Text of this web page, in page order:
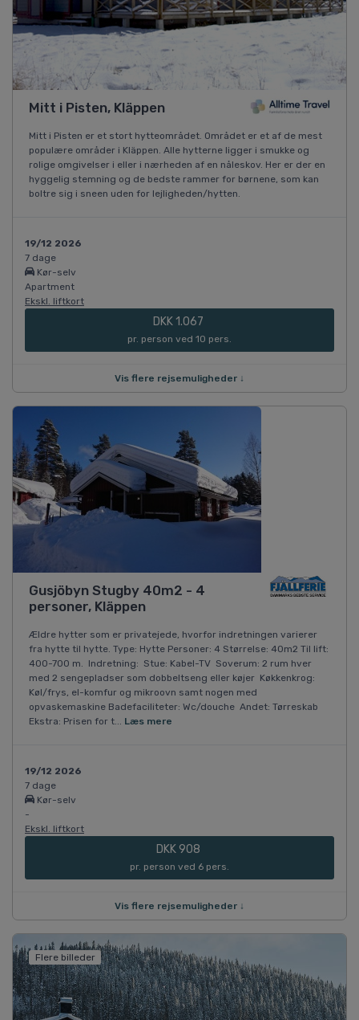
Mitt i Pisten, Kläppen
Mitt i Pisten er et stort hytteområdet. Området er et af de mest
populære områder i Kläppen. Alle hytterne ligger i smukke og
rolige omgivelser i eller i nærheden af en nåleskov. Her er der en
hyggelig stemning og de bedste rammer for børnene, som kan
boltre sig i sneen uden for lejligheden/hytten.
19/12 2026
7 dage
Kør-selv
Apartment
Ekskl. liftkort
DKK 1.067
pr. person ved 10 pers.
Vis flere rejsemuligheder ↓
Gusjöbyn Stugby 40m2 - 4
personer, Kläppen
Ældre hytter som er privatejede, hvorfor indretningen varierer
fra hytte til hytte. Type: Hytte Personer: 4 Størrelse: 40m2 Til lift:
400-700 m. Indretning: Stue: Kabel-TV Soverum: 2 rum hver
med 2 sengepladser som dobbeltseng eller køjer Køkkenkrog:
Køl/frys, el-komfur og mikroovn samt nogen med
opvaskemaskine Badefaciliteter: Wc/douche Andet: Tørreskab
Ekstra: Prisen for t... Læs mere
19/12 2026
7 dage
Kør-selv
-
Ekskl. liftkort
DKK 908
pr. person ved 6 pers.
Vis flere rejsemuligheder ↓
Flere billeder